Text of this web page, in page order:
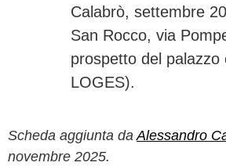
Calabrò, settembre
San Rocco, via
prospetto del palazzo
LOGES).
Scheda aggiunta daAlessandro
novembre 2025.